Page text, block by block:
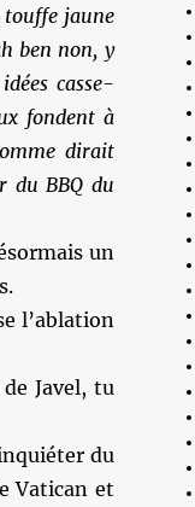
touffe jaune
ben non, y
casse-
fondent à
dirait
du BBQ du
un
l’ablation
Javel, tu
du
Vatican et